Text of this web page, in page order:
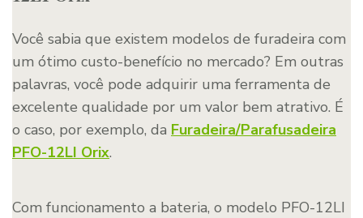
Você sabia que existem modelos de furadeira com
um ótimo custo-benefício no mercado? Em outras
palavras, você pode adquirir uma ferramenta de
excelente qualidade por um valor bem atrativo. É
o caso, por exemplo, da Furadeira/Parafusadeira
PFO-12LI Orix.
Com funcionamento a bateria, o modelo PFO-12LI